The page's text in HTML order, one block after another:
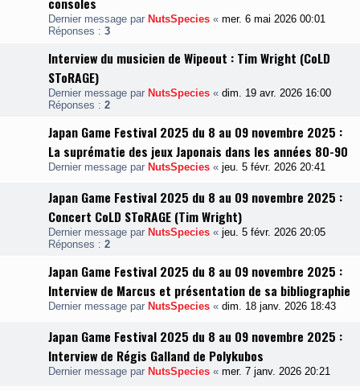
Dernier message par NutsSpecies « mer. 6 mai 2026 00:01
Réponses : 3
Interview du musicien de Wipeout : Tim Wright (CoLD
SToRAGE)
Dernier message par NutsSpecies « dim. 19 avr. 2026 16:00
Réponses : 2
Japan Game Festival 2025 du 8 au 09 novembre 2025 :
La suprématie des jeux Japonais dans les années 80-90
Dernier message par NutsSpecies « jeu. 5 févr. 2026 20:41
Japan Game Festival 2025 du 8 au 09 novembre 2025 :
Concert CoLD SToRAGE (Tim Wright)
Dernier message par NutsSpecies « jeu. 5 févr. 2026 20:05
Réponses : 2
Japan Game Festival 2025 du 8 au 09 novembre 2025 :
Interview de Marcus et présentation de sa bibliographie
Dernier message par NutsSpecies « dim. 18 janv. 2026 18:43
Japan Game Festival 2025 du 8 au 09 novembre 2025 :
Interview de Régis Galland de Polykubos
Dernier message par NutsSpecies « mer. 7 janv. 2026 20:21